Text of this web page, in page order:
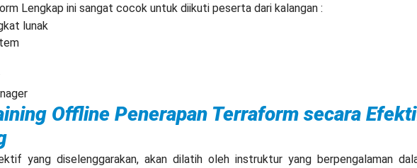
Lengkap ini sangat cocok untuk diikuti peserta dari kalangan :
lunak
Offline Penerapan Terraform secara
yang diselenggarakan, akan dilatih oleh instruktur yang berpengalaman